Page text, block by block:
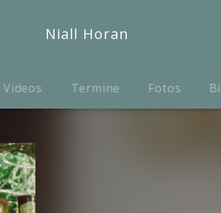
Niall Horan
Videos Termine Fotos